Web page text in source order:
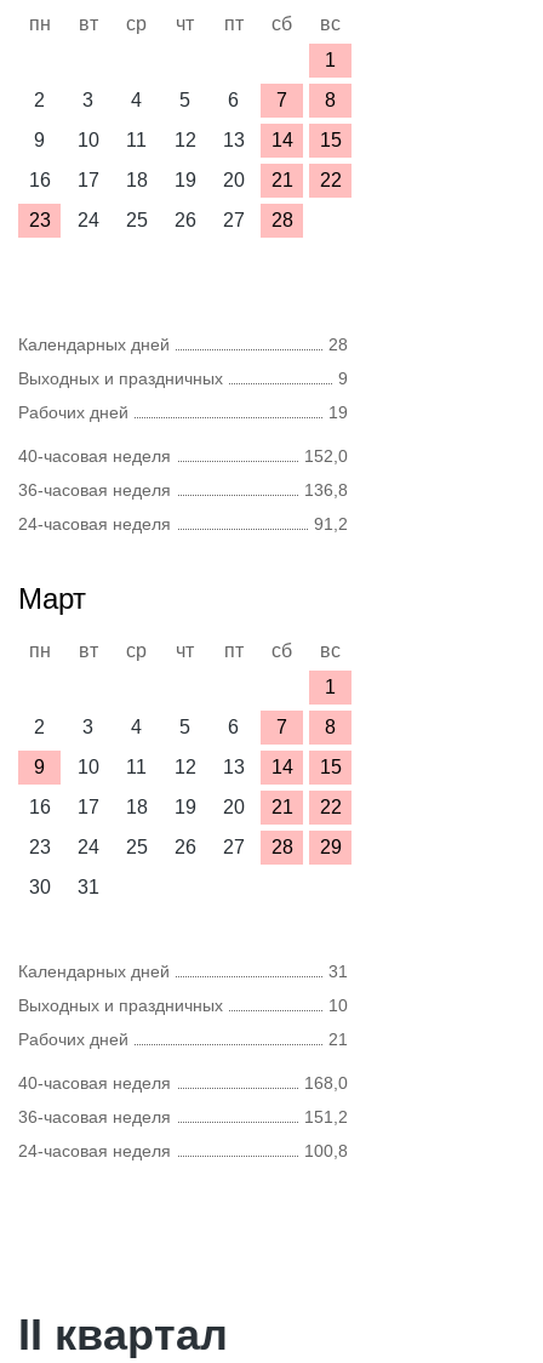
пн вт ср чт пт сб
вс
1
2
3 4 5 6 7
8
9
10 11 12 13 14
15
16
17 18 19 20 21
22
23
24 25 26 27 28
Календарных дней
28
Выходных и праздничных
9
Рабочих дней
19
40-часовая неделя
152,0
36-часовая неделя
136,8
24-часовая неделя
91,2
Март
пн вт ср чт пт сб
вс
1
2
3 4 5 6 7
8
9
10 11 12 13 14
15
16
17 18 19 20 21
22
23
24 25 26 27 28
29
30
31
Календарных дней
31
Выходных и праздничных
10
Рабочих дней
21
40-часовая неделя
168,0
36-часовая неделя
151,2
24-часовая неделя
100,8
II квартал